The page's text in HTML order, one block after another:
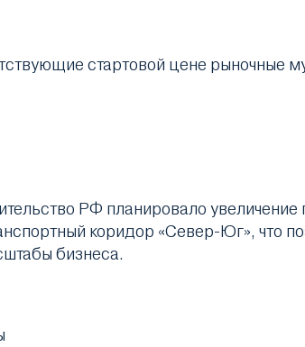
стартовой цене рыночные
РФ планировало
коридор «Север-Юг», что
бизнеса.